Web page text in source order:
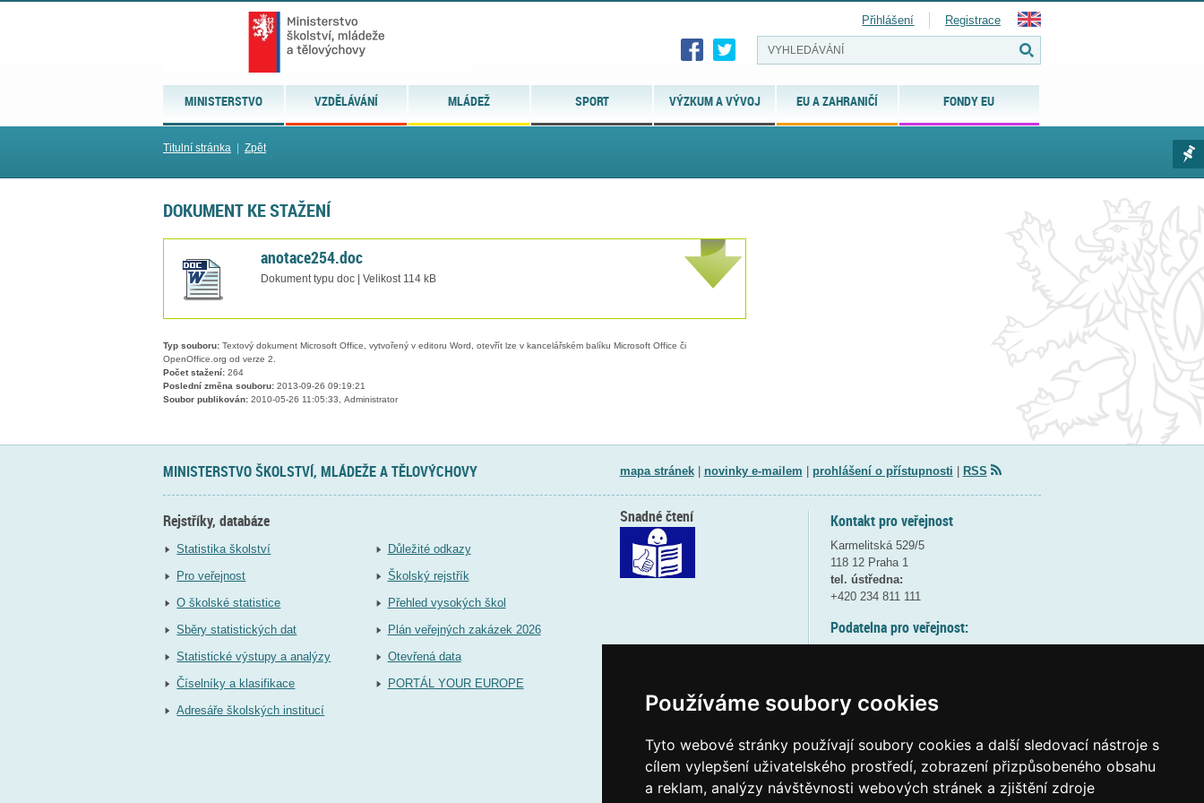
Používáme soubory cookies
Tyto webové stránky používají soubory cookies a další sledovací nástroje s
cílem vylepšení uživatelského prostředí, zobrazení přizpůsobeného obsahu
a reklam, analýzy návštěvnosti webových stránek a zjištění zdroje
MINISTERSTVO VZDĚLÁVÁNÍ MLÁDEŽ SPORT VÝZKUM A VÝVOJ EU A ZAHRANIČÍ FONDY EU
Přihlášení Registrace
Titulní stránka Zpět
DOKUMENT KE STAŽENÍ
anotace254.doc
Dokument typu doc | Velikost 114 kB
Typ souboru: Textový dokument Microsoft Office, vytvořený v editoru Word, otevřít lze v kancelářském balíku Microsoft Office či
OpenOffice.org od verze 2.
Počet stažení: 264
Poslední změna souboru: 2013-09-26 09:19:21
Soubor publikován: 2010-05-26 11:05:33, Administrator
MINISTERSTVO ŠKOLSTVÍ, MLÁDEŽE A TĚLOVÝCHOVY mapa stránek| novinky e-mailem prohlášení o přístupnosti RSS
Rejstříky, databáze
Statistika školství
Pro veřejnost
O školské statistice
Sběry statistických dat
Statistické výstupy a analýzy
Číselníky a klasifikace
Adresáře školských institucí
Důležité odkazy
Školský rejstřík
Přehled vysokých škol
Plán veřejných zakázek 2026
Otevřená data
PORTÁL YOUR EUROPE
Kontakt pro veřejnost
Karmelitská 529/5
118 12 Praha 1
tel. ústředna:
+420 234 811 111
Podatelna pro veřejnost:
(více informací
Elektronická podatelna:
posta@msmtgov cz
Snadné čtení